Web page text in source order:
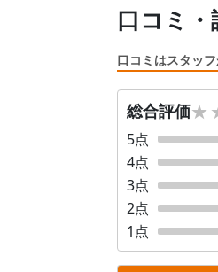
口コミ・
口コミはスタッ
総合評価
5点
4点
3点
2点
1 点